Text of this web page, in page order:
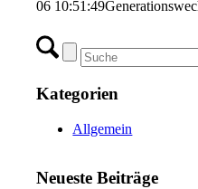
06 10:51:49
Kategorien
Allgemein
Neueste Beiträge